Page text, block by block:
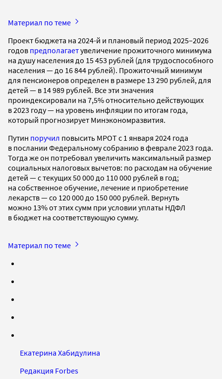
Материал по теме
Проект бюджета на 2024-й и плановый период 2025–2026
годов предполагаетувеличение прожиточного минимума
на душу населения до 15 453 рублей (для трудоспособного
населения — до 16 844 рублей). Прожиточный минимум
для пенсионеров определен в размере 13 290 рублей, для
детей — в 14 989 рублей. Все эти значения
проиндексировали на 7,5% относительно действующих
в 2023 году — на уровень инфляции по итогам года,
который прогнозирует Минэкономразвития.
Путин поручил повысить МРОТ с 1 января 2024 года
в послании Федеральному собранию в феврале 2023 года.
Тогда же он потребовал увеличить максимальный размер
социальных налоговых вычетов: по расходам на обучение
детей — с текущих 50 000 до 110 000 рублей в год;
на собственное обучение, лечение и приобретение
лекарств — со 120 000 до 150 000 рублей. Вернуть
можно 13% от этих сумм при условии уплаты НДФЛ
в бюджет на соответствующую сумму.
Материал по теме
Екатерина Хабидулина
Редакция Forbes